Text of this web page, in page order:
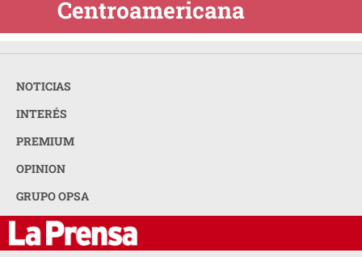
Centroamericana
NOTICIAS
INTERÉS
PREMIUM
OPINION
GRUPO OPSA